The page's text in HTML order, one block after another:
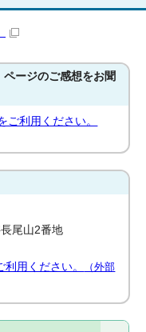
ージのご感想をお聞
ご利用ください。
尾山2番地
用ください。
（外部